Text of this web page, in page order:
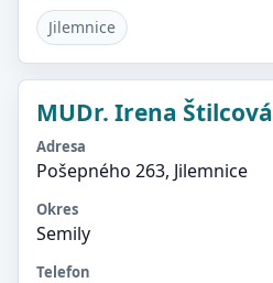
Jilemnice
MUDr. Irena Štilcová
Adresa
Pošepného 263, Jilemnice
Okres
Semily
Telefon